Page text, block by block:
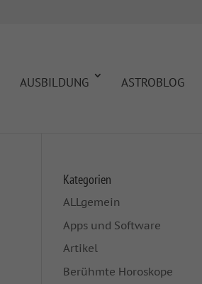
AUSBILDUNG ASTROBLOG
Kategorien
ALLgemein
Apps und Software
Artikel
Berühmte Horoskope